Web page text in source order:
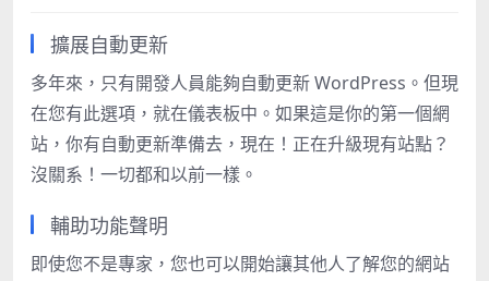
擴展自動更新
多年來，只有開發人員能夠自動更新 WordPress。但現
在您有此選項，就在儀表板中。如果這是你的第一個網
站，你有自動更新準備去，現在！正在升級現有站點？
沒關系！一切都和以前一樣。
輔助功能聲明
即使您不是專家，您也可以開始讓其他人了解您的網站